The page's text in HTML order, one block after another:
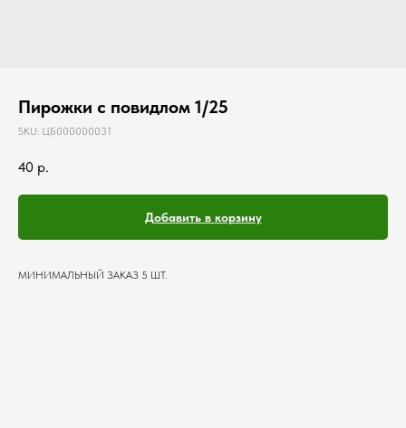
Пирожки с повидлом 1/25
SKU: ЦБ000000031
40 р.
Добавить в корзину
МИНИМАЛЬНЫЙ ЗАКАЗ 5 ШТ.